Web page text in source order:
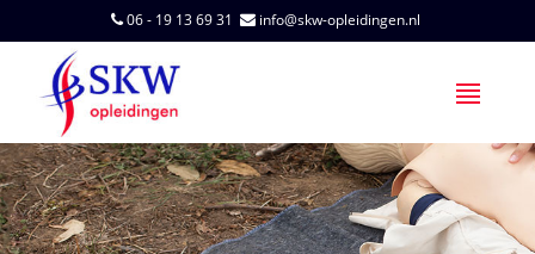
06 - 19 13 69 31 info@skw-opleidingen.nl